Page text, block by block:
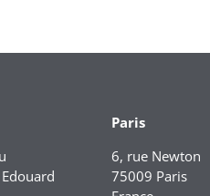
Paris
6, rue Newton
75009 Paris